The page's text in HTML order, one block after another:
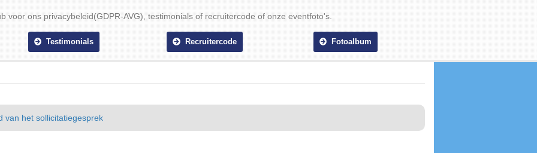
voor ons privacybeleid(GDPR-AVG), testimonials of recruitercode of onze eventfoto's.
Testimonials Recruitercode Fotoalbum
van het sollicitatiegesprek